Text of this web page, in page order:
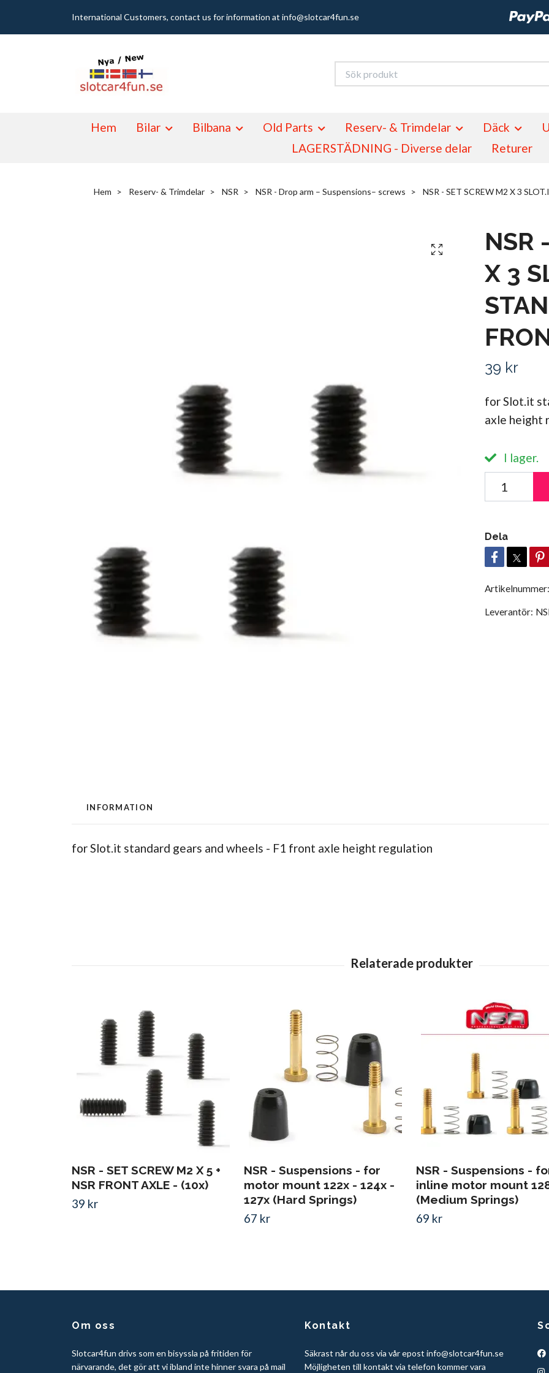
International Customers, contact us for information at info@slotcar4fun.se
Hem Bilar Bilbana Old Parts Reserv- & Trimdelar Däck
LAGERSTÄDNING - Diverse delar
Returer
Hem Reserv- & Trimdelar NSR NSR - Drop arm – Suspensions– screws NSR - SET SCREW M2 X 3
NSR
X 3
39 kr
for Slot.it
axle height
I lager.
Dela
Artikelnummer:
Leverantör:
INFORMATION
for Slot.it standard gears and wheels - F1 front axle height regulation
NSR - SET SCREW M2 X 5 +
NSR FRONT AXLE - (10x)
39 kr
NSR - Suspensions - for
motor mount 122x - 124x -
127x (Hard Springs)
67 kr
NSR - Suspensions -
inline motor mount
(Medium Springs)
69 kr
Om oss
Slotcar4fun drivs som en bisyssla på fritiden för
närvarande, det gör att vi ibland inte hinner svara på mail
Kontakt
Säkrast når du oss via vår epost info@slotcar4fun.se
Möjligheten till kontakt via telefon kommer vara